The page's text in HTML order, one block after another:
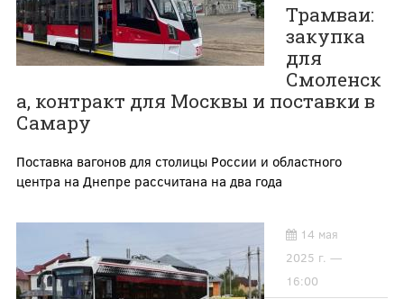
Трамваи:
закупка
для
Смоленск
а, контракт для Москвы и поставки в
Самару
Поставка вагонов для столицы России и областного
центра на Днепре рассчитана на два года
14 мая
2025 г. —
16:00